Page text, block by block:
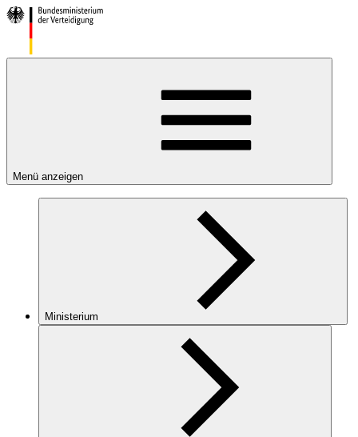
Menü anzeigen
Ministerium